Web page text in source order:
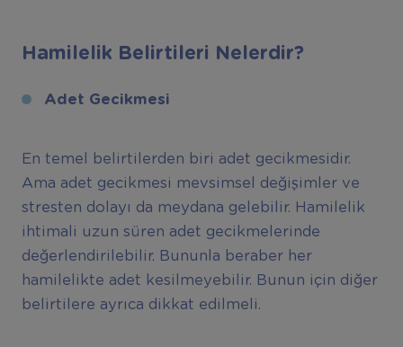
Hamilelik Belirtileri Nelerdir?
Adet Gecikmesi
En temel belirtilerden biri adet gecikmesidir.
Ama adet gecikmesi mevsimsel değişimler ve
stresten dolayı da meydana gelebilir. Hamilelik
ihtimali uzun süren adet gecikmelerinde
değerlendirilebilir. Bununla beraber her
hamilelikte adet kesilmeyebilir. Bunun için diğer
belirtilere ayrıca dikkat edilmeli.